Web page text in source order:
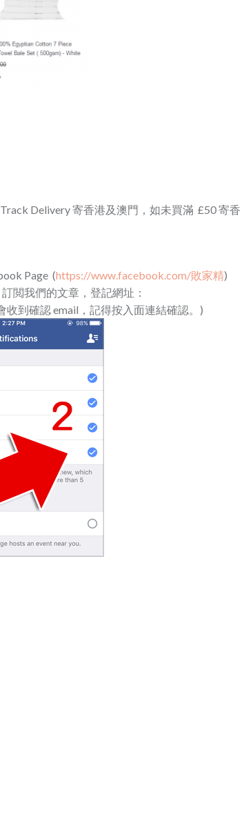
Delivery 寄香港及澳門，如未買滿 £50 寄香
Page (https://www.facebook.com/敗家精)
閲我們的文章，登記網址：
收到確認 email，記得按入面連結確認。)